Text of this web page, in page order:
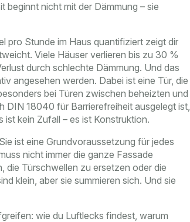
beginnt nicht mit der Dämmung – sie
pro Stunde im Haus quantifiziert zeigt dir
Viele Häuser verlieren bis zu 30 %
durch schlechte Dämmung. Und das
angesehen werden. Dabei ist eine Tür, die
bei Türen zwischen beheizten und
DIN 18040 für Barrierefreiheit ausgelegt ist,
kein Zufall – es ist Konstruktion.
ist eine Grundvoraussetzung für jedes
nicht immer die ganze Fassade
die Türschwellen zu ersetzen oder die
klein, aber sie summieren sich. Und sie
wie du Luftlecks findest, warum